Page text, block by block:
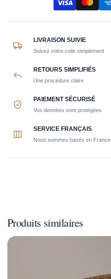
LIVRAISON SUIVIE
Suivez votre colis simplement
RETOURS SIMPLIFIÉS
Une procédure claire
PAIEMENT SÉCURISÉ
Vos données sont protégées
SERVICE FRANÇAIS
Nous sommes basés en France
Produits similaires